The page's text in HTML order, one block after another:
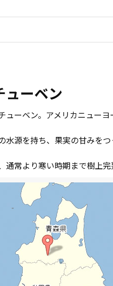
ューベン
ーベン。アメリカニュー
水源を持ち、果実の甘みを
常より寒い時期まで樹上完